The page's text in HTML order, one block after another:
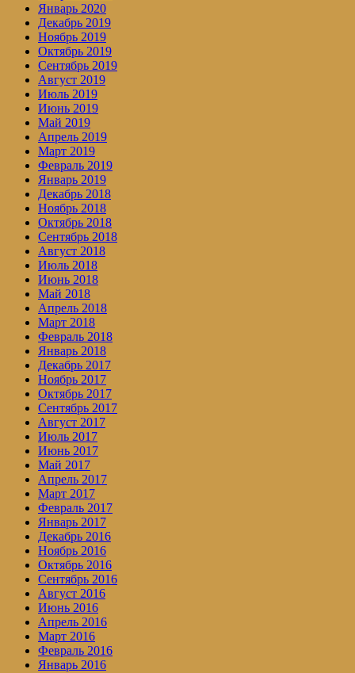
Январь 2020
Декабрь 2019
Ноябрь 2019
Октябрь 2019
Сентябрь 2019
Август 2019
Июль 2019
Июнь 2019
Май 2019
Апрель 2019
Март 2019
Февраль 2019
Январь 2019
Декабрь 2018
Ноябрь 2018
Октябрь 2018
Сентябрь 2018
Август 2018
Июль 2018
Июнь 2018
Май 2018
Апрель 2018
Март 2018
Февраль 2018
Январь 2018
Декабрь 2017
Ноябрь 2017
Октябрь 2017
Сентябрь 2017
Август 2017
Июль 2017
Июнь 2017
Май 2017
Апрель 2017
Март 2017
Февраль 2017
Январь 2017
Декабрь 2016
Ноябрь 2016
Октябрь 2016
Сентябрь 2016
Август 2016
Июнь 2016
Апрель 2016
Март 2016
Февраль 2016
Январь 2016